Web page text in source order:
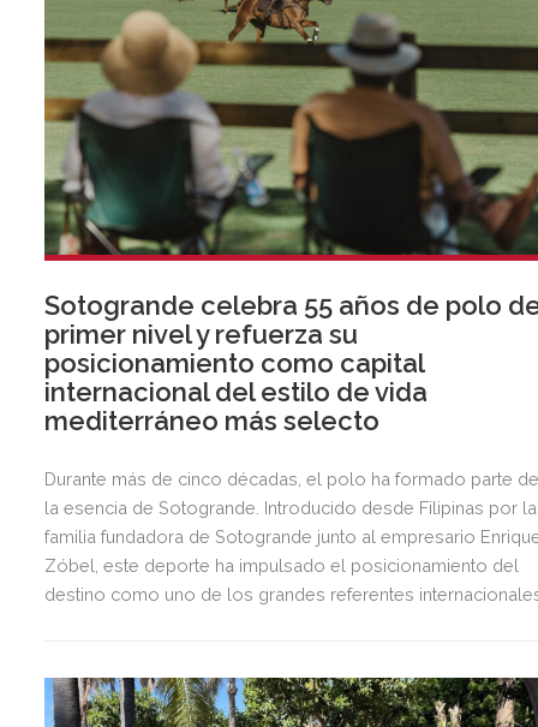
Sotogrande celebra 55 años de polo
primer nivel y refuerza su
posicionamiento como capital
internacional del estilo de vida
mediterráneo más selecto
Durante más de cinco décadas, el polo ha formado parte
la esencia de Sotogrande. Introducido desde Filipinas por la
familia fundadora de Sotogrande junto al empresario
Zóbel, este deporte ha impulsado el posicionamiento del
destino como uno de los grandes referentes
exclusiva agenda social.